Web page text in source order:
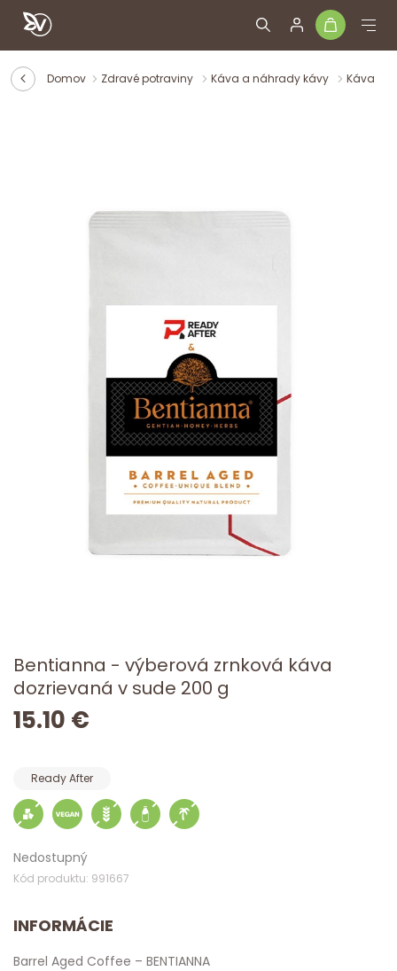
Domov Zdravé potraviny Káva a náhrady kávy Káva
Bentianna - výberová zrnková káva
dozrievaná v sude 200 g
15.10 €
Ready After
Nedostupný
Kód produktu: 991667
INFORMÁCIE
Barrel Aged Coffee – BENTIANNA